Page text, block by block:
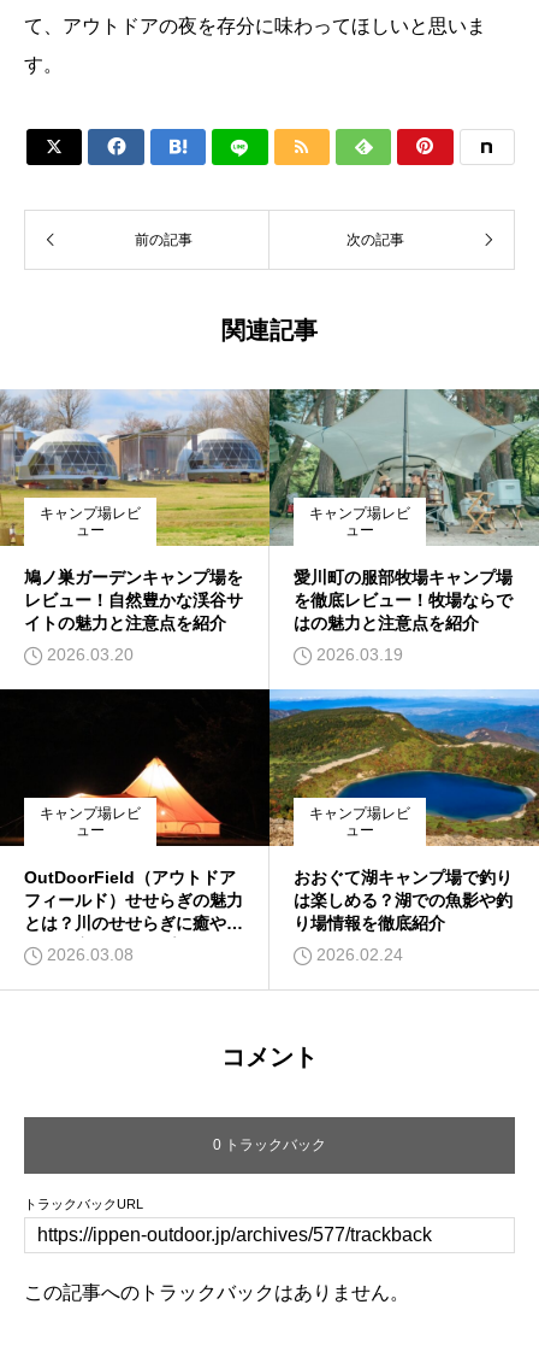
て、アウトドアの夜を存分に味わってほしいと思いま
す。
     
前の記事 次の記事
関連記事
キャンプ場レビ
ュー
鳩ノ巣ガーデンキャンプ場を
レビュー！自然豊かな渓谷サ
イトの魅力と注意点を紹介
2026.03.20
キャンプ場レビ
ュー
愛川町の服部牧場キャンプ場
を徹底レビュー！牧場ならで
はの魅力と注意点を紹介
2026.03.19
キャンプ場レビ
ュー
OutDoorField（アウトドア
フィールド）せせらぎの魅力
とは？川のせせらぎに癒やさ
れる静寂のキャンプ場を紹介
2026.03.08
キャンプ場レビ
ュー
おおぐて湖キャンプ場で釣り
は楽しめる？湖での魚影や釣
り場情報を徹底紹介
2026.02.24
コメント
0 トラックバック
トラックバックURL
この記事へのトラックバックはありません。